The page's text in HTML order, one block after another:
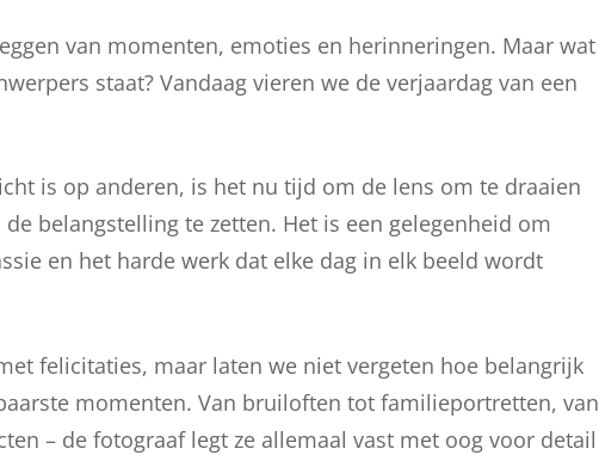
van momenten, emoties en herinneringen. Maar wat
staat? Vandaag vieren we de verjaardag van een
is op anderen, is het nu tijd om de lens om te draaien
belangstelling te zetten. Het is een gelegenheid om
en het harde werk dat elke dag in elk beeld wordt
felicitaties, maar laten we niet vergeten hoe belangrijk
momenten. Van bruiloften tot familieportretten, van
– de fotograaf legt ze allemaal vast met oog voor detail